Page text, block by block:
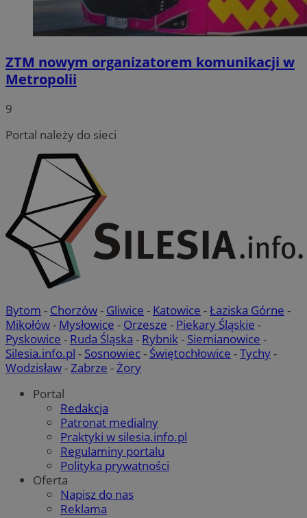
ZTM nowym organizatorem komunikacji w
Metropolii
9
Portal należy do sieci
Bytom - Chorzów- Gliwice - Katowice -Łaziska Górne -
Mikołów- Mysłowice - Orzesze - Piekary Śląskie -
Pyskowice - Ruda Śląska - Rybnik- Siemianowice -
Silesia.info.pl - Sosnowiec- Świętochłowice -Tychy-
Wodzisław-Zabrze -Żory
Portal
Redakcja
Patronat medialny
Praktyki w silesia.info.pl
Regulaminy portalu
Polityka prywatności
Oferta
Napisz do nas
Reklama